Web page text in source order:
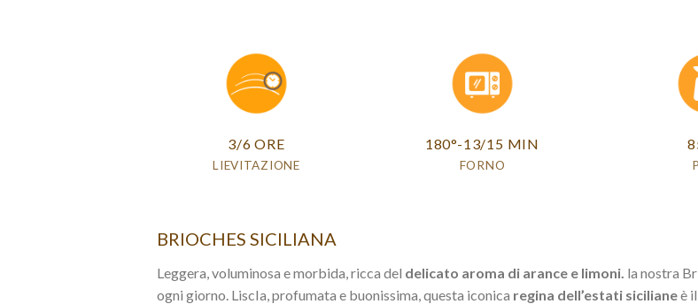
3/6 ORE
LIEVITAZIONE
180°-13/15 MIN
FORNO
BRIOCHES SICILIANA
Leggera, voluminosa e morbida, ricca del delicato aroma di arance e limoni. la nostra
ogni giorno. LiscIa, profumata e buonissima, questa iconica regina dell’estati sicilianeè